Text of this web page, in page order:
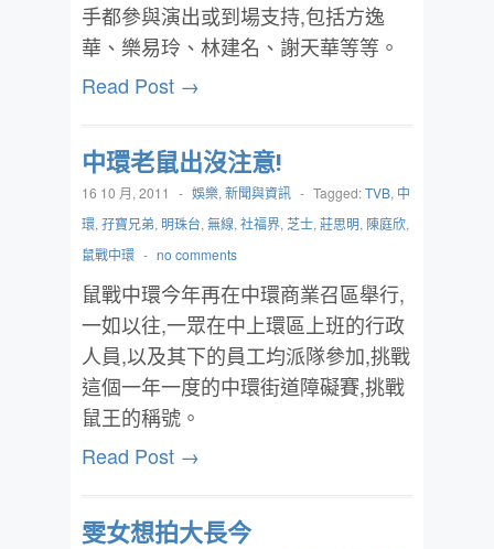
手都參與演出或到場支持,包括方逸
華、樂易玲、林建名、謝天華等等。
Read Post →
中環老鼠出沒注意!
16 10 月, 2011 - 娛樂, 新聞與資訊 - Tagged:TVB, 中
環, 孖寶兄弟, 明珠台, 無線, 社福界, 芝士, 莊思明, 陳庭欣,
鼠戰中環 - no comments
鼠戰中環今年再在中環商業召區舉行,
一如以往,一眾在中上環區上班的行政
人員,以及其下的員工均派隊參加,挑戰
這個一年一度的中環街道障礙賽,挑戰
鼠王的稱號。
Read Post →
雯女想拍大長今